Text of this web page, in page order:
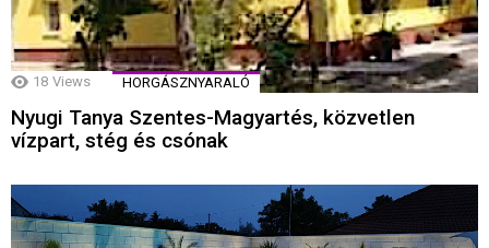
18 Views HORGÁSZNYARALÓ
Nyugi Tanya Szentes-Magyartés, közvetlen
vízpart, stég és csónak